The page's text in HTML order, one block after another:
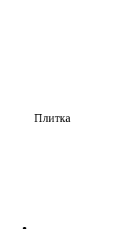
Плитка